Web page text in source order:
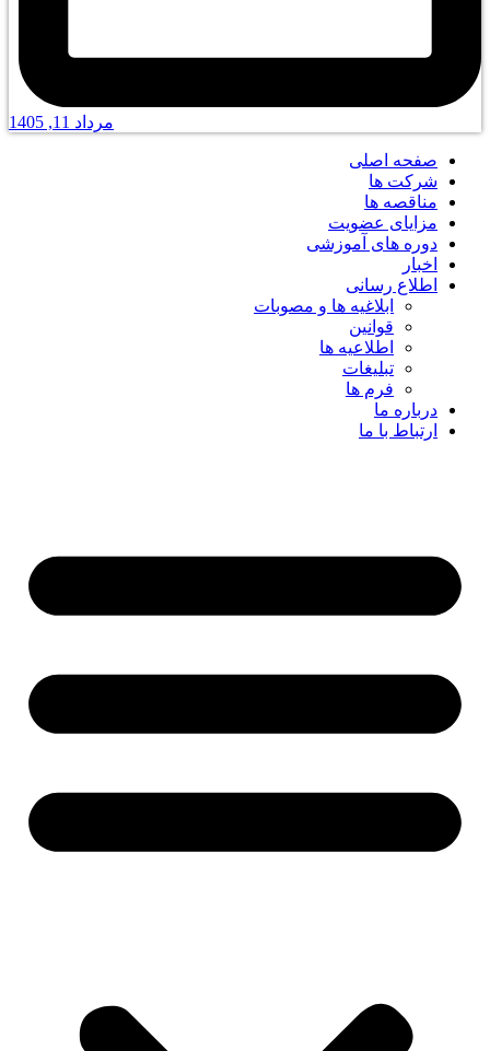
مرداد 11, 1405
صفحه اصلی
شرکت ها
مناقصه ها
مزایای عضویت
دوره های آموزشی
اخبار
اطلاع رسانی
ابلاغیه ها و مصوبات
قوانین
اطلاعیه ها
تبلیغات
فرم ها
درباره ما
ارتباط با ما